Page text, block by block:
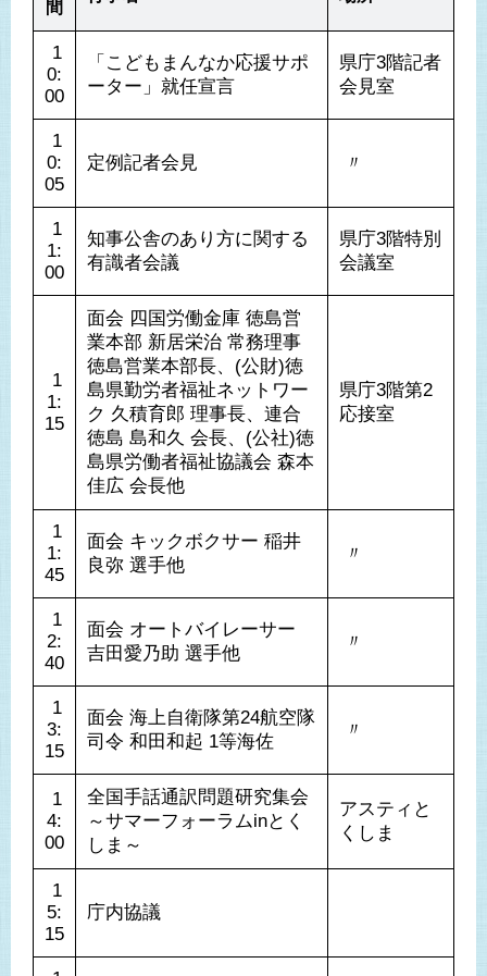
間
0:
00
「こどもまんなか応援サポ
ーター」就任宣言
県庁3階記者
会見室
0:
05
定例記者会見 〃
1:
00
知事公舎のあり方に関する
有識者会議
県庁3階特別
会議室
1:
15
面会 四国労働金庫 徳島営
業本部 新居栄治 常務理事
徳島営業本部長、(公財)徳
島県勤労者福祉ネットワー
ク 久積育郎 理事長、連合
徳島 島和久 会長、(公社)徳
島県労働者福祉協議会 森本
佳広 会長他
県庁3階第2
応接室
1:
45
面会 キックボクサー 稲井
良弥 選手他
〃
2:
40
面会 オートバイレーサー
吉田愛乃助 選手他
〃
3:
15
面会 海上自衛隊第24航空隊
司令 和田和起 1等海佐
〃
4:
00
全国手話通訳問題研究集会
～サマーフォーラムinとく
しま～
アスティと
くしま
5:
15
庁内協議